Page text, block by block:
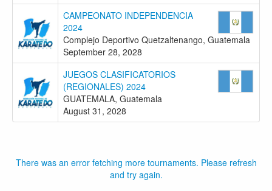
CAMPEONATO INDEPENDENCIA
2024
Complejo Deportivo Quetzaltenango, Guatemala
September 28, 2028
JUEGOS CLASIFICATORIOS
(REGIONALES) 2024
GUATEMALA, Guatemala
August 31, 2028
There was an error fetching more tournaments. Please refresh
and try again.